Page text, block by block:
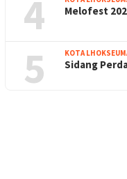
4 Melofest
5 KOTA
Sidang